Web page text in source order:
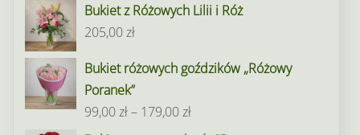
od
do
Bukiet z Różowych Lilii i Róż
205,00zł
Bukiet różowych goździków „Różowy
Poranek”
99,00zł– 179,00złZakres